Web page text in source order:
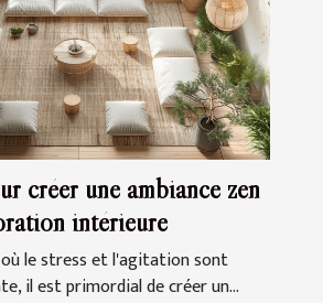
créer une ambiance zen
intérieure
où le stress et l'agitation sont
il est primordial de créer un...